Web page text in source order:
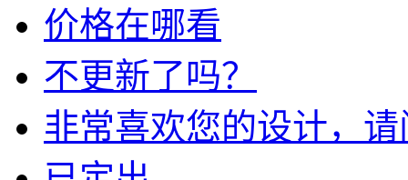
价格在哪看
不更新了吗？
非常喜欢您的设计，请